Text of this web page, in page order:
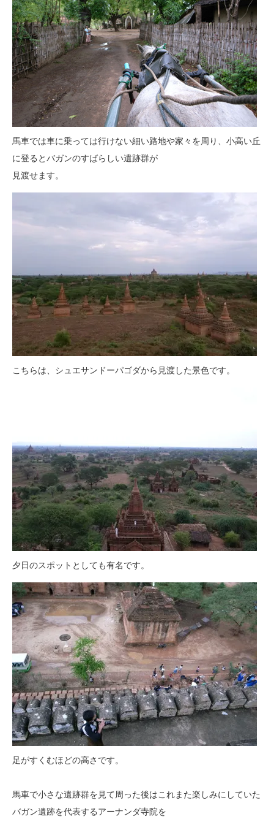
馬車では車に乗っては行けない細い路地や家々を周り、小高い丘
に登るとバガンのすばらしい遺跡群が
見渡せます。
こちらは、シュエサンドーパゴダから見渡した景色です。
夕日のスポットとしても有名です。
足がすくむほどの高さです。
馬車で小さな遺跡群を見て周った後はこれまた楽しみにしていた
バガン遺跡を代表するアーナンダ寺院を